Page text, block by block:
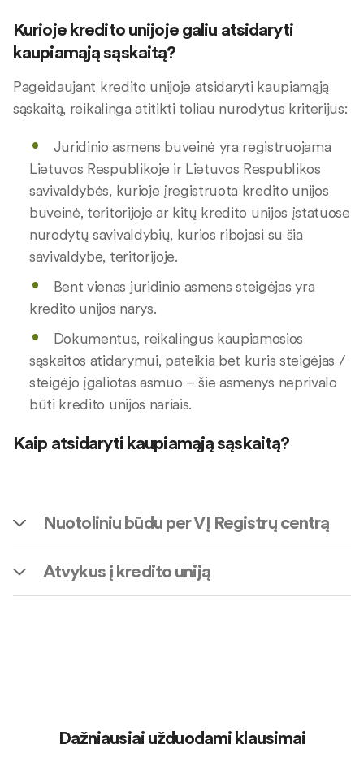
Kurioje kredito unijoje galiu atsidaryti
kaupiamąją sąskaitą?
Pageidaujant kredito unijoje atsidaryti kaupiamąją
sąskaitą, reikalinga atitikti toliau nurodytus kriterijus:
Juridinio asmens buveinė yra registruojama
Lietuvos Respublikoje ir Lietuvos Respublikos
savivaldybės, kurioje įregistruota kredito unijos
buveinė, teritorijoje ar kitų kredito unijos įstatuose
nurodytų savivaldybių, kurios ribojasi su šia
savivaldybe, teritorijoje.
Bent vienas juridinio asmens steigėjas yra
kredito unijos narys.
Dokumentus, reikalingus kaupiamosios
sąskaitos atidarymui, pateikia bet kuris steigėjas /
steigėjo įgaliotas asmuo – šie asmenys neprivalo
būti kredito unijos nariais.
Kaip atsidaryti kaupiamąją sąskaitą?
Nuotoliniu būdu per VĮ Registrų centrą
Atvykus į kredito uniją
Dažniausiai užduodami klausimai